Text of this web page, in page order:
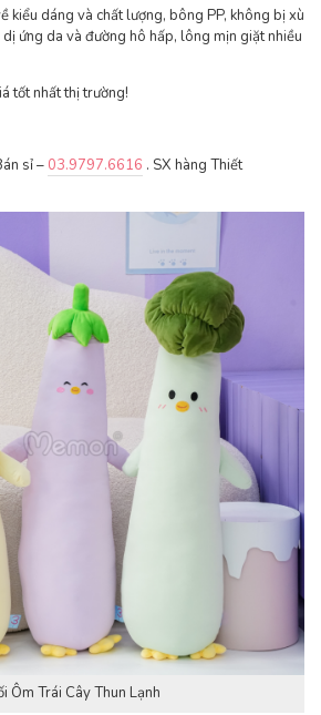
kiểu dáng và chất lượng, bông PP, không bị xù
ứng da và đường hô hấp, lông mịn giặt nhiều
tốt nhất thị trường!
sỉ – 03.9797.6616 . SX hàng Thiết
Ôm Trái Cây Thun Lạnh